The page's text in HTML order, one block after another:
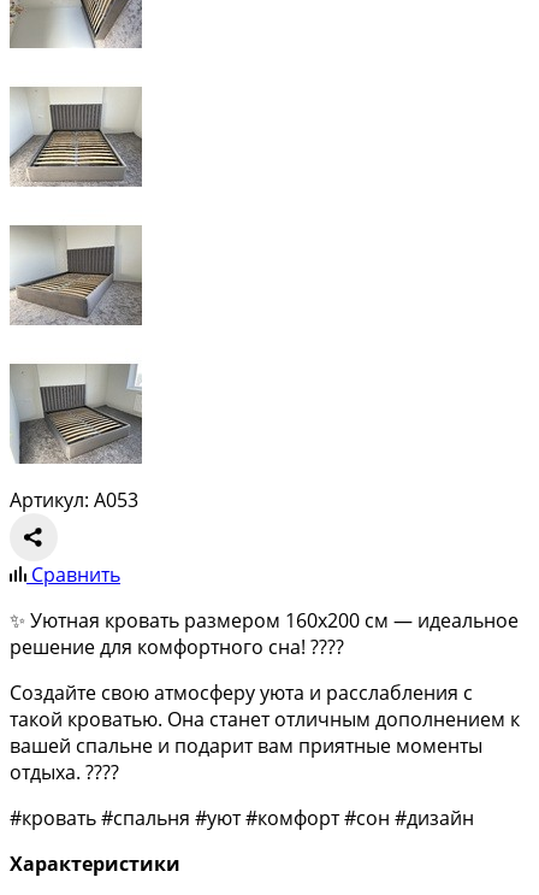
Артикул: A053
Сравнить
✨ Уютная кровать размером 160х200 см — идеальное
решение для комфортного сна! ????
Создайте свою атмосферу уюта и расслабления с
такой кроватью. Она станет отличным дополнением к
вашей спальне и подарит вам приятные моменты
отдыха. ????️
#кровать #спальня #уют #комфорт #сон #дизайн
Характеристики